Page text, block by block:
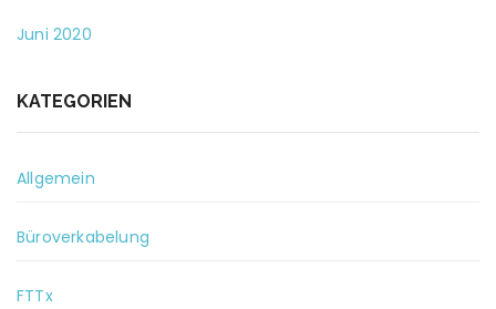
Juni 2020
KATEGORIEN
Allgemein
Büroverkabelung
FTTx